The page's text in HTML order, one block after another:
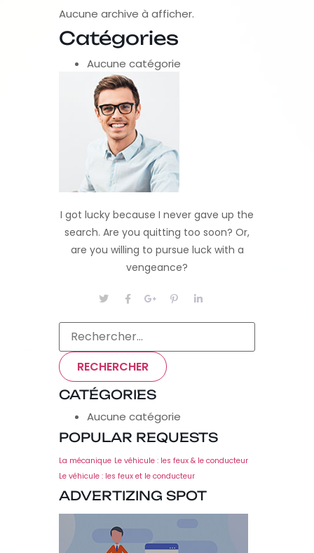
Aucune archive à afficher.
Catégories
Aucune catégorie
I got lucky because I never gave up the
search. Are you quitting too soon? Or,
are you willing to pursue luck with a
vengeance?
CATÉGORIES
Aucune catégorie
POPULAR REQUESTS
La mécanique Le véhicule : les feux & le conducteur
Le véhicule : les feux et le conducteur
ADVERTIZING SPOT